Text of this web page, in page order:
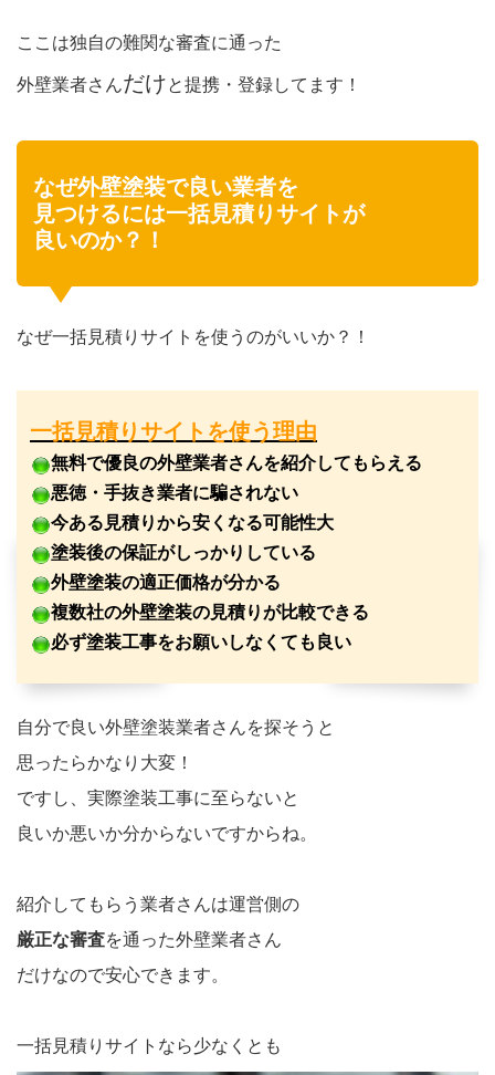
ここは独自の難関な審査に通った
外壁業者さんだけと提携・登録してます！
なぜ外壁塗装で良い業者を
見つけるには一括見積りサイトが
良いのか？！
なぜ一括見積りサイトを使うのがいいか？！
一括見積りサイトを使う理由
無料で優良の外壁業者さんを紹介してもらえる
悪徳・手抜き業者に騙されない
今ある見積りから安くなる可能性大
塗装後の保証がしっかりしている
外壁塗装の適正価格が分かる
複数社の外壁塗装の見積りが比較できる
必ず塗装工事をお願いしなくても良い
自分で良い外壁塗装業者さんを探そうと
思ったらかなり大変！
ですし、実際塗装工事に至らないと
良いか悪いか分からないですからね。
紹介してもらう業者さんは運営側の
厳正な審査を通った外壁業者さん
だけなので安心できます。
一括見積りサイトなら少なくとも